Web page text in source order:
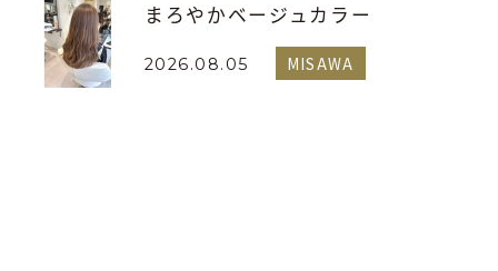
まろやかベージュカラー
2026.08.05 MISAWA